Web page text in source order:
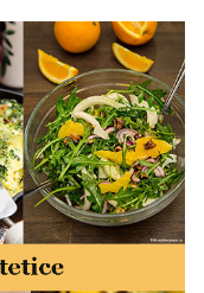
de mancare. Idei